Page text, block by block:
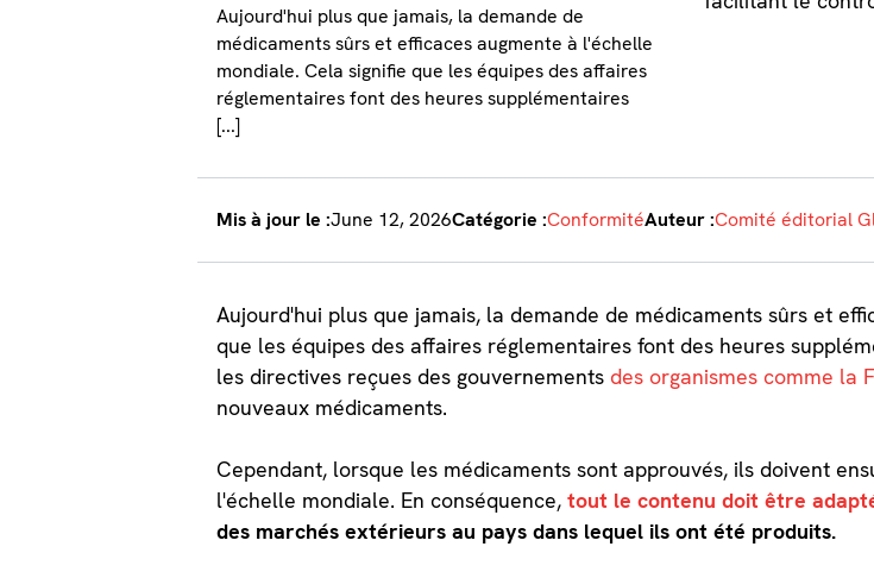
Aujourd'hui plus que jamais, la demande de
médicaments sûrs et efficaces augmente à l'échelle
mondiale. Cela signifie que les équipes des affaires
réglementaires font des heures supplémentaires
[...]
Mis à jour le :June 12, 2026Catégorie :ConformitéAuteur :Comité éditorial
Aujourd'hui plus que jamais, la demande de médicaments sûrs et
que les équipes des affaires réglementaires font des heures
les directives reçues des gouvernements des organismes comme la
nouveaux médicaments.
Cependant, lorsque les médicaments sont approuvés, ils doivent
l'échelle mondiale. En conséquence,tout le contenu doit être
des marchés extérieurs au pays dans lequel ils ont été produits.